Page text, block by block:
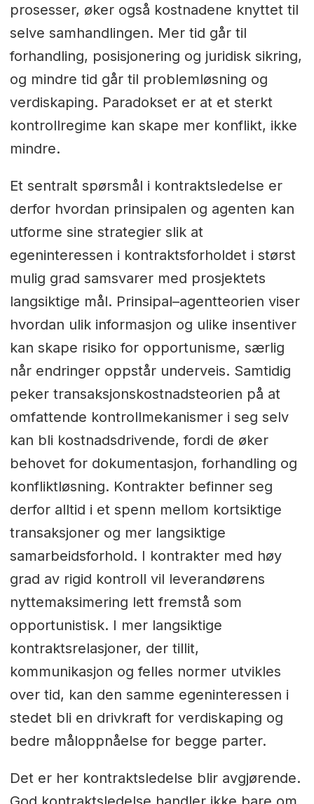
prosesser, øker også kostnadene knyttet til
selve samhandlingen. Mer tid går til
forhandling, posisjonering og juridisk sikring,
og mindre tid går til problemløsning og
verdiskaping. Paradokset er at et sterkt
kontrollregime kan skape mer konflikt, ikke
mindre.
Et sentralt spørsmål i kontraktsledelse er
derfor hvordan prinsipalen og agenten kan
utforme sine strategier slik at
egeninteressen i kontraktsforholdet i størst
mulig grad samsvarer med prosjektets
langsiktige mål. Prinsipal–agentteorien viser
hvordan ulik informasjon og ulike insentiver
kan skape risiko for opportunisme, særlig
når endringer oppstår underveis. Samtidig
peker transaksjonskostnadsteorien på at
omfattende kontrollmekanismer i seg selv
kan bli kostnadsdrivende, fordi de øker
behovet for dokumentasjon, forhandling og
konfliktløsning. Kontrakter befinner seg
derfor alltid i et spenn mellom kortsiktige
transaksjoner og mer langsiktige
samarbeidsforhold. I kontrakter med høy
grad av rigid kontroll vil leverandørens
nyttemaksimering lett fremstå som
opportunistisk. I mer langsiktige
kontraktsrelasjoner, der tillit,
kommunikasjon og felles normer utvikles
over tid, kan den samme egeninteressen i
stedet bli en drivkraft for verdiskaping og
bedre måloppnåelse for begge parter.
Det er her kontraktsledelse blir avgjørende.